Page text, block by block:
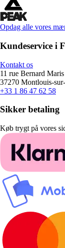
Opdag alle vores
Kundeservice i
Kontakt os
11 rue Bernard Maris
37270 Montlouis-
+33 1 86 47 62 58
Sikker betaling
Køb trygt på vores